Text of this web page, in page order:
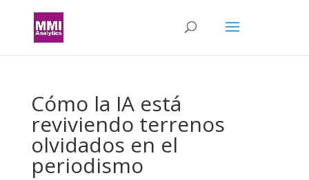
Cómo la IA está
reviviendo terrenos
olvidados en el
periodismo